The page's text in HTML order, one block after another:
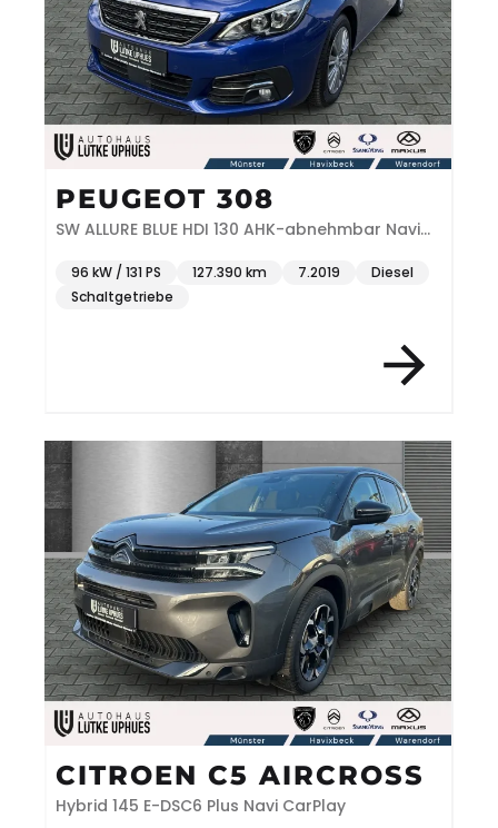
PEUGEOT 308
SW ALLURE BLUE HDI 130 AHK-abnehmbar Navi
96 kW / 131 PS 127.390 km 7.2019
Diesel
Schaltgetriebe
CITROEN C5 AIRCROSS
Hybrid 145 E-DSC6 Plus Navi CarPlay